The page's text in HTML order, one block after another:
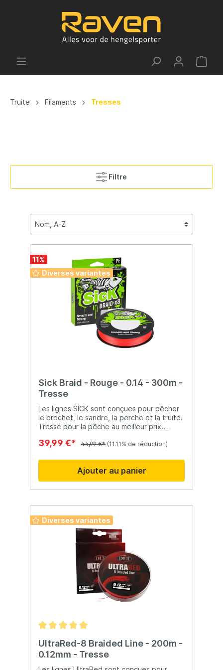
Truite Filaments Tresses
Filtre
11%
Diverses variantes
Sick Braid - Rouge - 0.14 - 300m -
Tresse
Les lignes SICK sont conçues pour pêcher
le brochet, le sandre, la perche et la truite.
Tresse pour la pêche au meilleur prix.
prix très abordables ? Alors, ce produit le
s'est lancé dans le commerce de la cannes
à pêche, ce qui a entraîné une expansion
internationale dans les années 1970. Les
leurres souples ont fait leur apparition dans
nos jours, des améliorations
technologiques importantes ont été
apportées à tous les produits Berkley. Dès
le début, Berkley a consacré des
ressources importantes à la recherche et
au développement - une stratégie
continue qui a donné lieu à de nombreuses
innovations de produits, notamment
Berkley Trilene, Lightning Rod, PowerBait,
FireLine et, plus récemment, Gulp ! et Gulp
39,99 €* 44,99 €* (11.11% de réduction)
Ajouter au panier
Diverses variantes
UltraRed-8 Braided Line - 200m -
0.12mm - Tresse